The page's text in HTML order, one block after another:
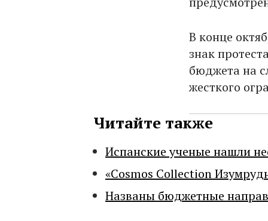
В конце
знак
бюджета на
жесткого
Читайте также
Испанские ученые нашли
«Cosmos Collection
Названы бюджетные